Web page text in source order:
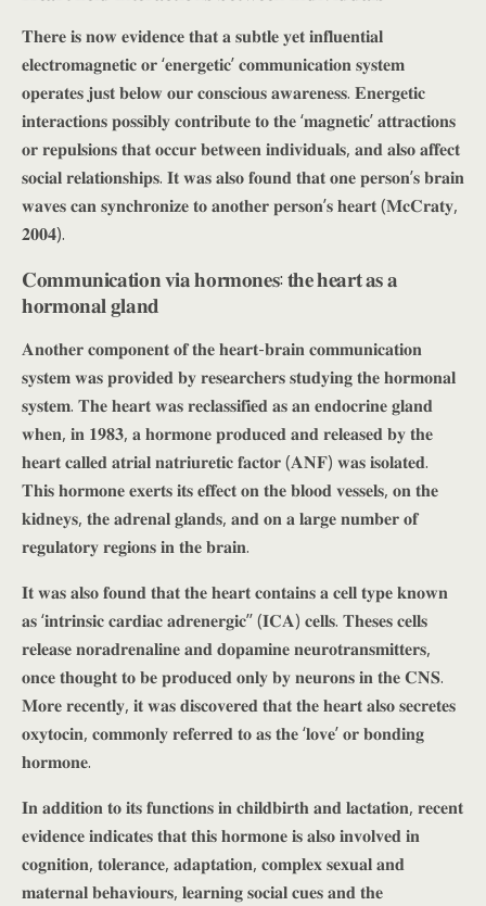
𝐓𝐡𝐞𝐫𝐞 𝐢𝐬 𝐧𝐨𝐰 𝐞𝐯𝐢𝐝𝐞𝐧𝐜𝐞 𝐭𝐡𝐚𝐭 𝐚 𝐬𝐮𝐛𝐭𝐥𝐞 𝐲𝐞𝐭 𝐢𝐧𝐟𝐥𝐮𝐞𝐧𝐭𝐢𝐚𝐥
𝐞𝐥𝐞𝐜𝐭𝐫𝐨𝐦𝐚𝐠𝐧𝐞𝐭𝐢𝐜 𝐨𝐫 ‘𝐞𝐧𝐞𝐫𝐠𝐞𝐭𝐢𝐜’ 𝐜𝐨𝐦𝐦𝐮𝐧𝐢𝐜𝐚𝐭𝐢𝐨𝐧 𝐬𝐲𝐬𝐭𝐞𝐦
𝐨𝐩𝐞𝐫𝐚𝐭𝐞𝐬 𝐣𝐮𝐬𝐭 𝐛𝐞𝐥𝐨𝐰 𝐨𝐮𝐫 𝐜𝐨𝐧𝐬𝐜𝐢𝐨𝐮𝐬 𝐚𝐰𝐚𝐫𝐞𝐧𝐞𝐬𝐬. 𝐄𝐧𝐞𝐫𝐠𝐞𝐭𝐢𝐜
𝐢𝐧𝐭𝐞𝐫𝐚𝐜𝐭𝐢𝐨𝐧𝐬 𝐩𝐨𝐬𝐬𝐢𝐛𝐥𝐲 𝐜𝐨𝐧𝐭𝐫𝐢𝐛𝐮𝐭𝐞 𝐭𝐨 𝐭𝐡𝐞 ‘𝐦𝐚𝐠𝐧𝐞𝐭𝐢𝐜’ 𝐚𝐭𝐭𝐫𝐚𝐜𝐭𝐢𝐨𝐧𝐬
𝐨𝐫 𝐫𝐞𝐩𝐮𝐥𝐬𝐢𝐨𝐧𝐬 𝐭𝐡𝐚𝐭 𝐨𝐜𝐜𝐮𝐫 𝐛𝐞𝐭𝐰𝐞𝐞𝐧 𝐢𝐧𝐝𝐢𝐯𝐢𝐝𝐮𝐚𝐥𝐬, 𝐚𝐧𝐝 𝐚𝐥𝐬𝐨 𝐚𝐟𝐟𝐞𝐜𝐭
𝐬𝐨𝐜𝐢𝐚𝐥 𝐫𝐞𝐥𝐚𝐭𝐢𝐨𝐧𝐬𝐡𝐢𝐩𝐬. 𝐈𝐭 𝐰𝐚𝐬 𝐚𝐥𝐬𝐨 𝐟𝐨𝐮𝐧𝐝 𝐭𝐡𝐚𝐭 𝐨𝐧𝐞 𝐩𝐞𝐫𝐬𝐨𝐧’𝐬 𝐛𝐫𝐚𝐢𝐧
𝐰𝐚𝐯𝐞𝐬 𝐜𝐚𝐧 𝐬𝐲𝐧𝐜𝐡𝐫𝐨𝐧𝐢𝐳𝐞 𝐭𝐨 𝐚𝐧𝐨𝐭𝐡𝐞𝐫 𝐩𝐞𝐫𝐬𝐨𝐧’𝐬 𝐡𝐞𝐚𝐫𝐭 (𝐌𝐜𝐂𝐫𝐚𝐭𝐲,
𝟐𝟎𝟎𝟒).
𝐂𝐨𝐦𝐦𝐮𝐧𝐢𝐜𝐚𝐭𝐢𝐨𝐧 𝐯𝐢𝐚 𝐡𝐨𝐫𝐦𝐨𝐧𝐞𝐬: 𝐭𝐡𝐞 𝐡𝐞𝐚𝐫𝐭 𝐚𝐬 𝐚
𝐡𝐨𝐫𝐦𝐨𝐧𝐚𝐥 𝐠𝐥𝐚𝐧𝐝
𝐀𝐧𝐨𝐭𝐡𝐞𝐫 𝐜𝐨𝐦𝐩𝐨𝐧𝐞𝐧𝐭 𝐨𝐟 𝐭𝐡𝐞 𝐡𝐞𝐚𝐫𝐭-𝐛𝐫𝐚𝐢𝐧 𝐜𝐨𝐦𝐦𝐮𝐧𝐢𝐜𝐚𝐭𝐢𝐨𝐧
𝐬𝐲𝐬𝐭𝐞𝐦 𝐰𝐚𝐬 𝐩𝐫𝐨𝐯𝐢𝐝𝐞𝐝 𝐛𝐲 𝐫𝐞𝐬𝐞𝐚𝐫𝐜𝐡𝐞𝐫𝐬 𝐬𝐭𝐮𝐝𝐲𝐢𝐧𝐠 𝐭𝐡𝐞 𝐡𝐨𝐫𝐦𝐨𝐧𝐚𝐥
𝐬𝐲𝐬𝐭𝐞𝐦. 𝐓𝐡𝐞 𝐡𝐞𝐚𝐫𝐭 𝐰𝐚𝐬 𝐫𝐞𝐜𝐥𝐚𝐬𝐬𝐢𝐟𝐢𝐞𝐝 𝐚𝐬 𝐚𝐧 𝐞𝐧𝐝𝐨𝐜𝐫𝐢𝐧𝐞 𝐠𝐥𝐚𝐧𝐝
𝐰𝐡𝐞𝐧, 𝐢𝐧 𝟏𝟗𝟖𝟑, 𝐚 𝐡𝐨𝐫𝐦𝐨𝐧𝐞 𝐩𝐫𝐨𝐝𝐮𝐜𝐞𝐝 𝐚𝐧𝐝 𝐫𝐞𝐥𝐞𝐚𝐬𝐞𝐝 𝐛𝐲 𝐭𝐡𝐞
𝐡𝐞𝐚𝐫𝐭 𝐜𝐚𝐥𝐥𝐞𝐝 𝐚𝐭𝐫𝐢𝐚𝐥 𝐧𝐚𝐭𝐫𝐢𝐮𝐫𝐞𝐭𝐢𝐜 𝐟𝐚𝐜𝐭𝐨𝐫 (𝐀𝐍𝐅) 𝐰𝐚𝐬 𝐢𝐬𝐨𝐥𝐚𝐭𝐞𝐝.
𝐓𝐡𝐢𝐬 𝐡𝐨𝐫𝐦𝐨𝐧𝐞 𝐞𝐱𝐞𝐫𝐭𝐬 𝐢𝐭𝐬 𝐞𝐟𝐟𝐞𝐜𝐭 𝐨𝐧 𝐭𝐡𝐞 𝐛𝐥𝐨𝐨𝐝 𝐯𝐞𝐬𝐬𝐞𝐥𝐬, 𝐨𝐧 𝐭𝐡𝐞
𝐤𝐢𝐝𝐧𝐞𝐲𝐬, 𝐭𝐡𝐞 𝐚𝐝𝐫𝐞𝐧𝐚𝐥 𝐠𝐥𝐚𝐧𝐝𝐬, 𝐚𝐧𝐝 𝐨𝐧 𝐚 𝐥𝐚𝐫𝐠𝐞 𝐧𝐮𝐦𝐛𝐞𝐫 𝐨𝐟
𝐫𝐞𝐠𝐮𝐥𝐚𝐭𝐨𝐫𝐲 𝐫𝐞𝐠𝐢𝐨𝐧𝐬 𝐢𝐧 𝐭𝐡𝐞 𝐛𝐫𝐚𝐢𝐧.
𝐈𝐭 𝐰𝐚𝐬 𝐚𝐥𝐬𝐨 𝐟𝐨𝐮𝐧𝐝 𝐭𝐡𝐚𝐭 𝐭𝐡𝐞 𝐡𝐞𝐚𝐫𝐭 𝐜𝐨𝐧𝐭𝐚𝐢𝐧𝐬 𝐚 𝐜𝐞𝐥𝐥 𝐭𝐲𝐩𝐞 𝐤𝐧𝐨𝐰𝐧
𝐚𝐬 ‘𝐢𝐧𝐭𝐫𝐢𝐧𝐬𝐢𝐜 𝐜𝐚𝐫𝐝𝐢𝐚𝐜 𝐚𝐝𝐫𝐞𝐧𝐞𝐫𝐠𝐢𝐜’’ (𝐈𝐂𝐀) 𝐜𝐞𝐥𝐥𝐬. 𝐓𝐡𝐞𝐬𝐞𝐬 𝐜𝐞𝐥𝐥𝐬
𝐫𝐞𝐥𝐞𝐚𝐬𝐞 𝐧𝐨𝐫𝐚𝐝𝐫𝐞𝐧𝐚𝐥𝐢𝐧𝐞 𝐚𝐧𝐝 𝐝𝐨𝐩𝐚𝐦𝐢𝐧𝐞 𝐧𝐞𝐮𝐫𝐨𝐭𝐫𝐚𝐧𝐬𝐦𝐢𝐭𝐭𝐞𝐫𝐬,
𝐨𝐧𝐜𝐞 𝐭𝐡𝐨𝐮𝐠𝐡𝐭 𝐭𝐨 𝐛𝐞 𝐩𝐫𝐨𝐝𝐮𝐜𝐞𝐝 𝐨𝐧𝐥𝐲 𝐛𝐲 𝐧𝐞𝐮𝐫𝐨𝐧𝐬 𝐢𝐧 𝐭𝐡𝐞 𝐂𝐍𝐒.
𝐌𝐨𝐫𝐞 𝐫𝐞𝐜𝐞𝐧𝐭𝐥𝐲, 𝐢𝐭 𝐰𝐚𝐬 𝐝𝐢𝐬𝐜𝐨𝐯𝐞𝐫𝐞𝐝 𝐭𝐡𝐚𝐭 𝐭𝐡𝐞 𝐡𝐞𝐚𝐫𝐭 𝐚𝐥𝐬𝐨 𝐬𝐞𝐜𝐫𝐞𝐭𝐞𝐬
𝐨𝐱𝐲𝐭𝐨𝐜𝐢𝐧, 𝐜𝐨𝐦𝐦𝐨𝐧𝐥𝐲 𝐫𝐞𝐟𝐞𝐫𝐫𝐞𝐝 𝐭𝐨 𝐚𝐬 𝐭𝐡𝐞 ‘𝐥𝐨𝐯𝐞’ 𝐨𝐫 𝐛𝐨𝐧𝐝𝐢𝐧𝐠
𝐡𝐨𝐫𝐦𝐨𝐧𝐞.
𝐈𝐧 𝐚𝐝𝐝𝐢𝐭𝐢𝐨𝐧 𝐭𝐨 𝐢𝐭𝐬 𝐟𝐮𝐧𝐜𝐭𝐢𝐨𝐧𝐬 𝐢𝐧 𝐜𝐡𝐢𝐥𝐝𝐛𝐢𝐫𝐭𝐡 𝐚𝐧𝐝 𝐥𝐚𝐜𝐭𝐚𝐭𝐢𝐨𝐧, 𝐫𝐞𝐜𝐞𝐧𝐭
𝐞𝐯𝐢𝐝𝐞𝐧𝐜𝐞 𝐢𝐧𝐝𝐢𝐜𝐚𝐭𝐞𝐬 𝐭𝐡𝐚𝐭 𝐭𝐡𝐢𝐬 𝐡𝐨𝐫𝐦𝐨𝐧𝐞 𝐢𝐬 𝐚𝐥𝐬𝐨 𝐢𝐧𝐯𝐨𝐥𝐯𝐞𝐝 𝐢𝐧
𝐜𝐨𝐠𝐧𝐢𝐭𝐢𝐨𝐧, 𝐭𝐨𝐥𝐞𝐫𝐚𝐧𝐜𝐞, 𝐚𝐝𝐚𝐩𝐭𝐚𝐭𝐢𝐨𝐧, 𝐜𝐨𝐦𝐩𝐥𝐞𝐱 𝐬𝐞𝐱𝐮𝐚𝐥 𝐚𝐧𝐝
𝐦𝐚𝐭𝐞𝐫𝐧𝐚𝐥 𝐛𝐞𝐡𝐚𝐯𝐢𝐨𝐮𝐫𝐬, 𝐥𝐞𝐚𝐫𝐧𝐢𝐧𝐠 𝐬𝐨𝐜𝐢𝐚𝐥 𝐜𝐮𝐞𝐬 𝐚𝐧𝐝 𝐭𝐡𝐞